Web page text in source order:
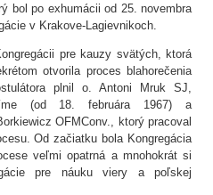
bol po exhumácii od 25. novembra
v Krakove-Lagievnikoch.
pre kauzy svätých, ktorá
otvorila proces blahorečenia
plnil o. Antoni Mruk SJ,
(od 18. februára 1967) a
OFMConv., ktorý pracoval
Od začiatku bola Kongregácia
veľmi opatrná a mnohokrát si
pre náuku viery a poľskej